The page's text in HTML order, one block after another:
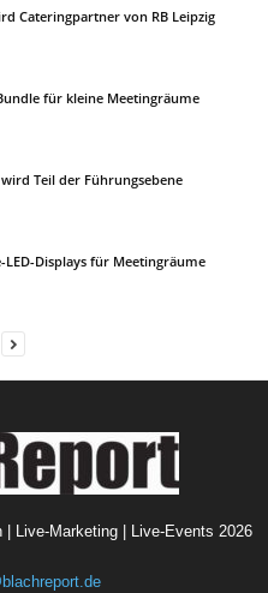
Cateringpartner von RB Leipzig
für kleine Meetingräume
Teil der Führungsebene
Displays für Meetingräume
| Live-Marketing | Live-Events 2026